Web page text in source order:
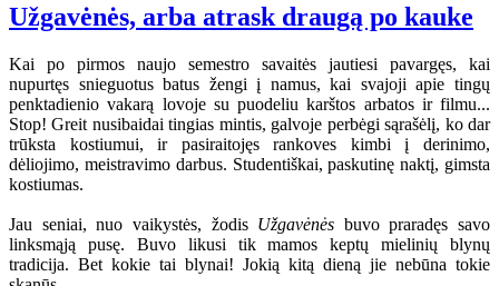
Užgavėnės, arba atrask draugą po kauke
Kai po pirmos naujo semestro savaitės jautiesi pavargęs, kai
nupurtęs snieguotus batus žengi į namus, kai svajoji apie tingų
penktadienio vakarą lovoje su puodeliu karštos arbatos ir filmu...
Stop! Greit nusibaidai tingias mintis, galvoje perbėgi sąrašėlį, ko dar
trūksta kostiumui, ir pasiraitojęs rankoves kimbi į derinimo,
dėliojimo, meistravimo darbus. Studentiškai, paskutinę naktį, gimsta
kostiumas.
Jau seniai, nuo vaikystės, žodis Užgavėnės buvo praradęs savo
linksmąją pusę. Buvo likusi tik mamos keptų mielinių blynų
tradicija. Bet kokie tai blynai! Jokią kitą dieną jie nebūna tokie